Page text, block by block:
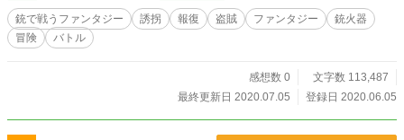
銃で戦うファンタジー 誘拐 報復 盗賊 ファンタジー
銃火器
冒険
バトル
感想数 0
文字数 113,487
最終更新日 2020.07.05
登録日 2020.06.05